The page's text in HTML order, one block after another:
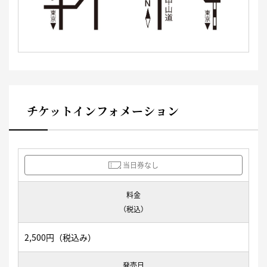
チケットインフォメーション
当日券なし
料金
（税込）
2,500円（税込み）